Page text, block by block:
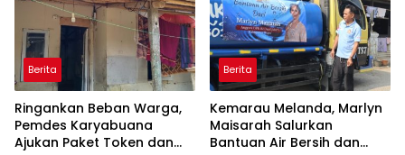
Berita
Ringankan Beban Warga,
Pemdes Karyabuana
Ajukan Paket Token dan
Berita
Kemarau Melanda, Marlyn
Maisarah Salurkan
Bantuan Air Bersih dan